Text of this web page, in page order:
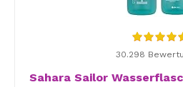
30.298
Sahara Sailor